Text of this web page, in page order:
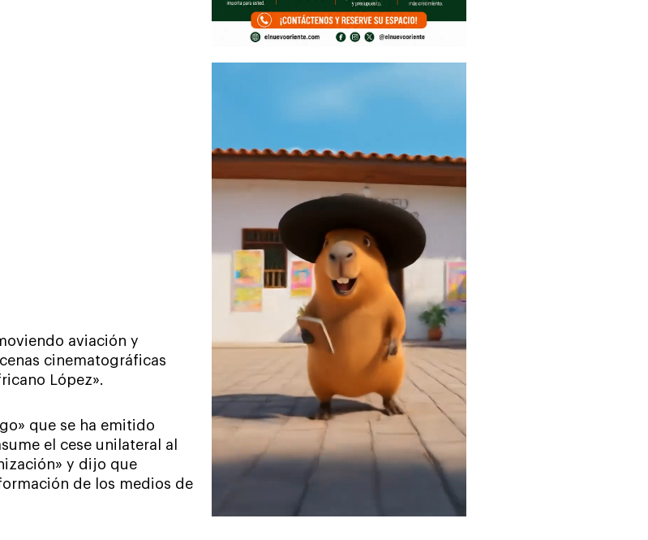
aviación y
cinematográficas
López».
que se ha emitido
el cese unilateral al
y dijo que
de los medios de